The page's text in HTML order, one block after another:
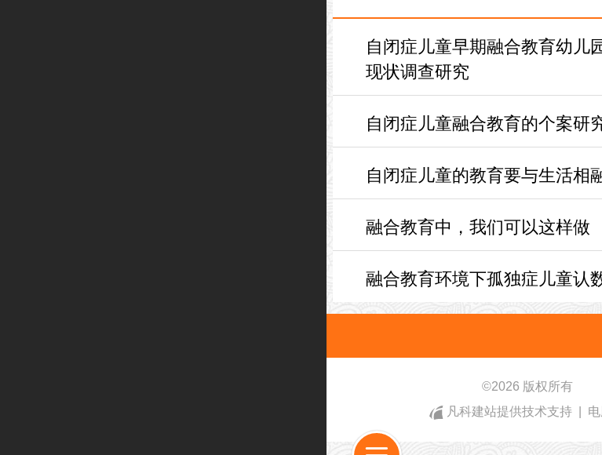
自闭症儿童早期融合教育幼儿
现状调查研究
自闭症儿童融合教育的个案研
自闭症儿童的教育要与生活相
融合教育中，我们可以这样做
融合教育环境下孤独症儿童认
©2026 版权所有
凡科建站提供技术支持